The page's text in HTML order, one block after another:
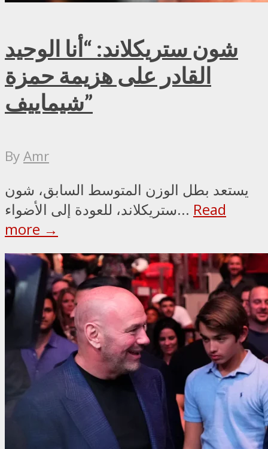
شون ستريكلاند: “أنا الوحيد
القادر على هزيمة حمزة
شيماييف”
ByAmr
يستعد بطل الوزن المتوسط السابق، شون
ستريكلاند، للعودة إلى الأضواء... Read
more →